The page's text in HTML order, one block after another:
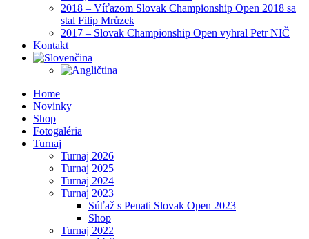
2018 – Víťazom Slovak Championship Open 2018 sa
stal Filip Mrůzek
2017 – Slovak Championship Open vyhral Petr NIČ
Kontakt
Home
Novinky
Shop
Fotogaléria
Turnaj
Turnaj 2026
Turnaj 2025
Turnaj 2024
Turnaj 2023
Súťaž s Penati Slovak Open 2023
Shop
Turnaj 2022